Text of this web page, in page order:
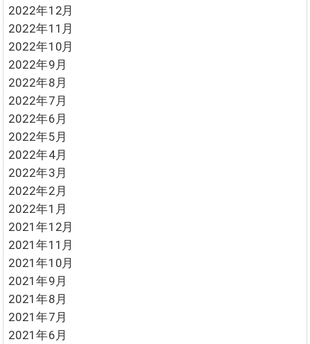
2022年12月
2022年11月
2022年10月
2022年9月
2022年8月
2022年7月
2022年6月
2022年5月
2022年4月
2022年3月
2022年2月
2022年1月
2021年12月
2021年11月
2021年10月
2021年9月
2021年8月
2021年7月
2021年6月